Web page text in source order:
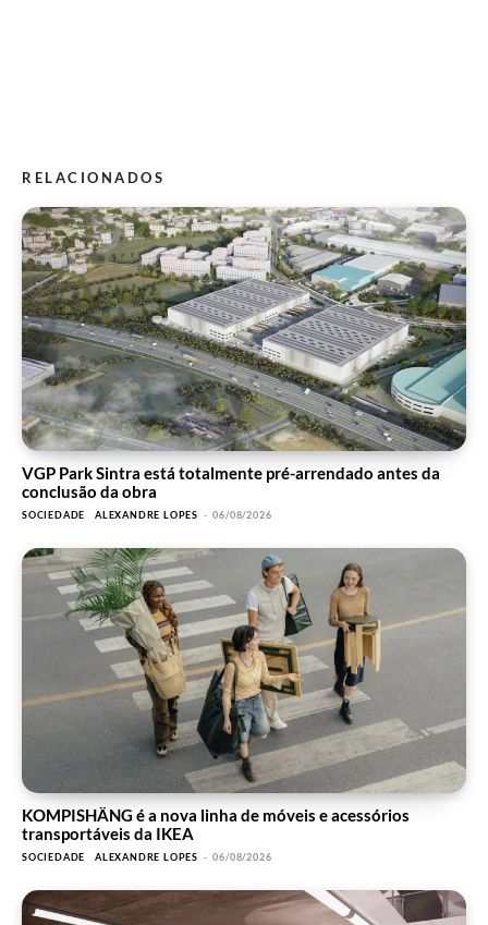
RELACIONADOS
VGP Park Sintra está totalmente pré-arrendado antes da
conclusão da obra
SOCIEDADE ALEXANDRE LOPES - 06/08/2026
KOMPISHÄNG é a nova linha de móveis e acessórios
transportáveis da IKEA
SOCIEDADE ALEXANDRE LOPES - 06/08/2026